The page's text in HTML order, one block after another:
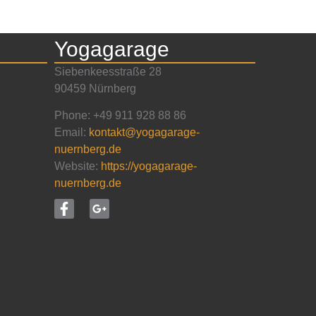
Yogagarage
Siebenkeesstraße 28
90459 Nürnberg
Phone: +49 911 928 88 86
Email: kontakt@yogagarage-
nuernberg.de
Website: https://yogagarage-
nuernberg.de